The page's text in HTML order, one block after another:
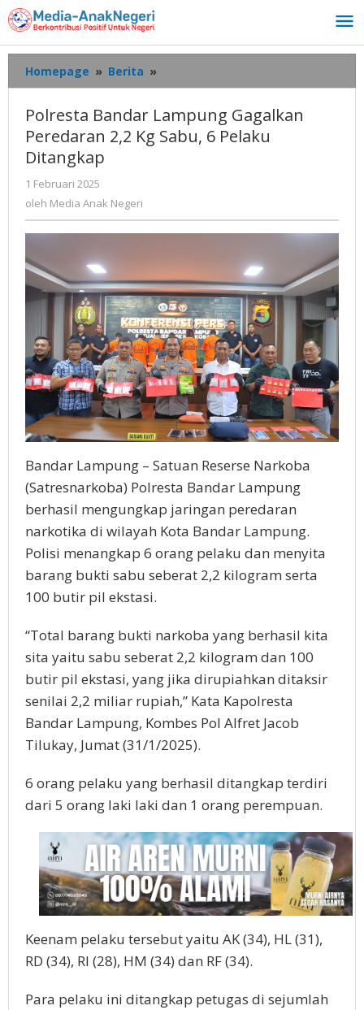
Lewati
ke
konten
Homepage » Berita »
Bandar
Gagalkan
Peredaran
Pelaku
Polresta Bandar Lampung Gagalkan
Peredaran 2,2 Kg Sabu, 6 Pelaku
Ditangkap
1 Februari 2025
Media
Anak
oleh Media Anak Negeri
Bandar Lampung – Satuan Reserse Narkoba
(Satresnarkoba) Polresta Bandar Lampung
berhasil mengungkap jaringan peredaran
narkotika di wilayah Kota Bandar Lampung.
Polisi menangkap 6 orang pelaku dan menyita
barang bukti sabu seberat 2,2 kilogram serta
100 butir pil ekstasi.
“Total barang bukti narkoba yang berhasil kita
sita yaitu sabu seberat 2,2 kilogram dan 100
butir pil ekstasi, yang jika dirupiahkan ditaksir
senilai 2,2 miliar rupiah,” Kata Kapolresta
Bandar Lampung, Kombes Pol Alfret Jacob
Tilukay, Jumat (31/1/2025).
6 orang pelaku yang berhasil ditangkap terdiri
dari 5 orang laki laki dan 1 orang perempuan.
Keenam pelaku tersebut yaitu AK (34), HL (31),
RD (34), RI (28), HM (34) dan RF (34).
Para pelaku ini ditangkap petugas di sejumlah